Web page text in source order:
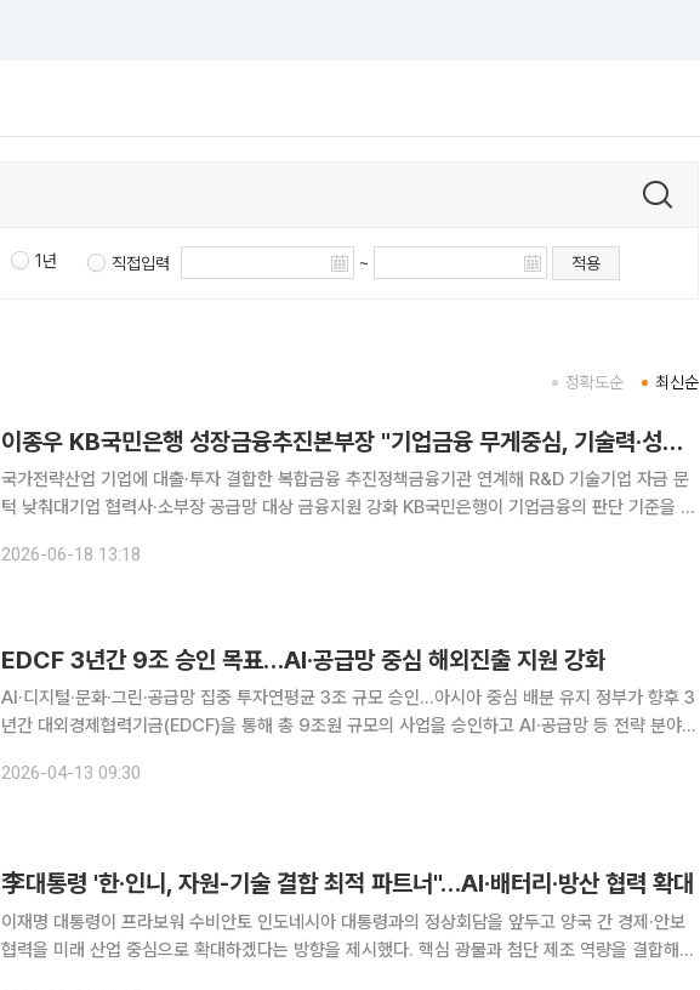
1년 직접입력 ~ 적용
최신순
정확도순
이종우 KB국민은행 성장금융추진본부장 "기업금융 무게중심, 기술력·성장가치로 옮겨야"[2026 금융대전]
국가전략산업 기업에 대출·투자 결합한 복합금융 추진정책금융기관 연계해 R&D 기술기업 자금 문
턱 낮춰대기업 협력사·소부장 공급망 대상 금융지원 강화 KB국민은행이 기업금융의 판단 기준을 담
합한 복합금융으로 전환해 국가전략산업과 혁신기업으로 자금이 흐르는 구조를
2026-06-18 13:18
EDCF 3년간 9조 승인 목표…AI·공급망 중심 해외진출 지원 강화
AI·디지털·문화·그린·공급망 집중 투자연평균 3조 규모 승인…아시아 중심 배분 유지 정부가 향후 3
년간 대외경제협력기금(EDCF)을 통해 총 9조원 규모의 사업을 승인하고 AI·공급망 등 전략 분야
에서 ‘2026~2028년 EDCF 중기운용방향’을 의결
2026-04-13 09:30
李대통령 '한·인니, 자원-기술 결합 최적 파트너"…AI·배터리·방산 협력 확대
이재명 대통령이 프라보워 수비안토 인도네시아 대통령과의 정상회담을 앞두고 양국 간 경제·안보
협력을 미래 산업 중심으로 확대하겠다는 방향을 제시했다. 핵심 광물과 첨단 제조 역량을 결합해